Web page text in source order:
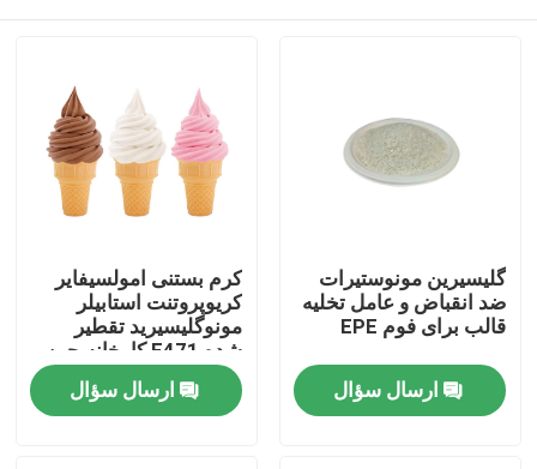
صفحه اصلی
محصولات
گلیسیرین مونوستیرات
ضد انقباض و عامل تخلیه
قالب برای فوم EPE
ارسال سؤال
کرم بستنی امولسیفایر
کریوپروتنت استابیلر
مونوگلیسیرید تقطیر
شده E471 کارخانه چین
ارسال سؤال